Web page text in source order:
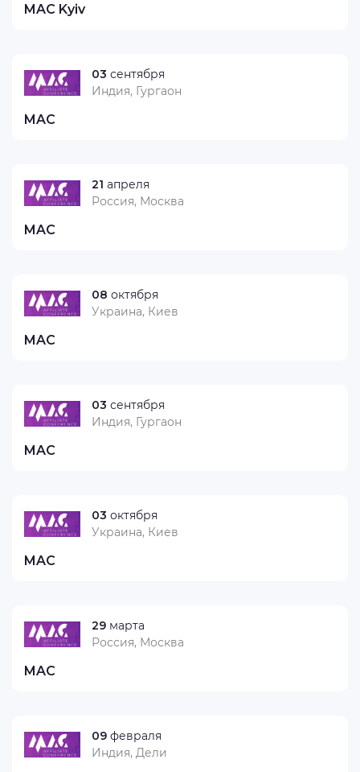
MAC Kyiv
03 сентября
MAC
Индия, Гургаон
21 апреля
MAC
Россия, Москва
08 октября
MAC
Украина, Киев
03 сентября
MAC
Индия, Гургаон
03 октября
MAC
Украина, Киев
29 марта
MAC
Россия, Москва
09 февраля
Индия, Дели